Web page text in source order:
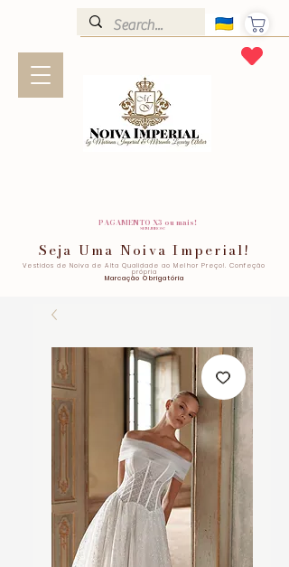
PAGAMENTO X3 ou mais!
SEM JUROS!
Seja Uma Noiva Imperial!
Vestidos de Noiva de Alta Qualidade ao Melhor Preço!. Confeção
própria
Marcação Obrigatória